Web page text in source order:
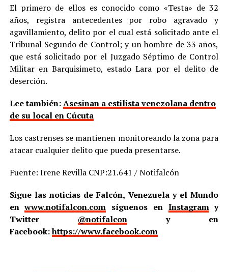
El primero de ellos es conocido como «Testa» de 32
años, registra antecedentes por robo agravado y
agavillamiento, delito por el cual está solicitado ante el
Tribunal Segundo de Control; y un hombre de 33 años,
que está solicitado por el Juzgado Séptimo de Control
Militar en Barquisimeto, estado Lara por el delito de
deserción.
Lee también:Asesinan a estilista venezolana dentro
de su local en Cúcuta
Los castrenses se mantienen monitoreando la zona para
atacar cualquier delito que pueda presentarse.
Fuente: Irene Revilla CNP:21.641 / Notifalcón
Sigue las noticias de Falcón, Venezuela y el Mundo
enwww.notifalcon.com síguenos en Instagramy
Twitter @notifalcony en
Facebook:https://www.facebook.com